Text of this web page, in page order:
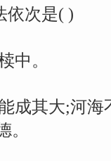
依次是( )
中。
成其大;河
。